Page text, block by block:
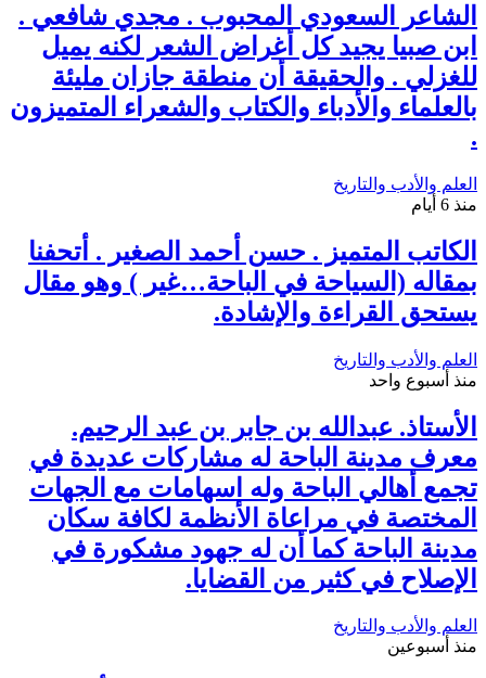
الشاعر السعودي المحبوب . مجدي شافعي .
ابن صبيا يجيد كل أغراض الشعر لكنه يميل
للغزلي . والحقيقة أن منطقة جازان مليئة
بالعلماء والأدباء والكتاب والشعراء المتميزون
.
العلم والأدب والتاريخ
منذ 6 أيام
الكاتب المتميز . حسن أحمد الصغير . أتحفنا
بمقاله (السياحة في الباحة…غير ) وهو مقال
يستحق القراءة والإشادة.
العلم والأدب والتاريخ
منذ أسبوع واحد
الأستاذ. عبدالله بن جابر بن عبد الرحيم.
معرف مدينة الباحة له مشاركات عديدة في
تجمع أهالي الباحة وله اسهامات مع الجهات
المختصة في مراعاة الأنظمة لكافة سكان
مدينة الباحة كما أن له جهود مشكورة في
الإصلاح في كثير من القضايا.
العلم والأدب والتاريخ
منذ أسبوعين